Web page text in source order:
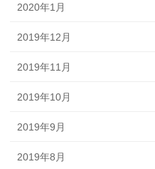
2020年1月
2019年12月
2019年11月
2019年10月
2019年9月
2019年8月